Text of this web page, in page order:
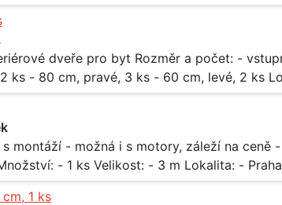
80 cm, pravé, 3 ks - 60 cm, levé, 2 ks Lokalita: -
za rozumnou cenu Materiál: - ocel Množství: - 1 ks Velikost: - 3 m Lokalita: - Praha
1 ks